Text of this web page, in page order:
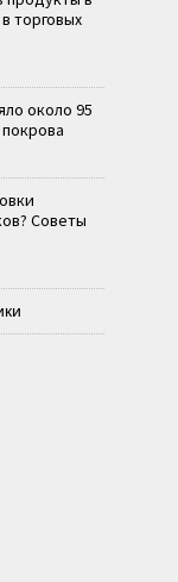
торговых
около 95
Советы